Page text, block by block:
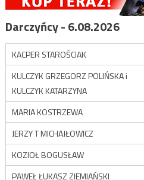
Darczyńcy - 6.08.2026
KACPER STAROŚCIAK
KULCZYK GRZEGORZ POLIŃSKA i
KULCZYK KATARZYNA
MARIA KOSTRZEWA
JERZY T MICHAJŁOWICZ
KOZIOŁ BOGUSŁAW
PAWEŁ ŁUKASZ ZIEMIAŃSKI